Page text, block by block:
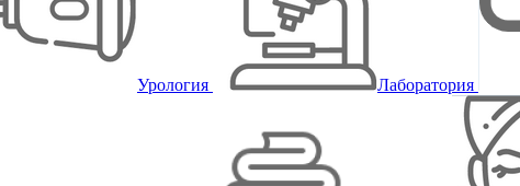
Урология Лаборатория